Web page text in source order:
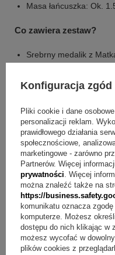
Masa łańcuszka: Ok.
Co zawiera zestaw?
Srebrny medalik z
Srebrny łańcuszek
Metalowa tabliczka z
Torebka prezentowa ze
Jak wybrać medalik na
Pytanie:Jakie
Odpowiedź:Na
indywidualny
Pytanie: Jak działa
Odpowiedź:
Konfiguracja zgód
Pliki cookie i dane
personalizacji reklam.
prawidłowego działania
społecznościowe,
marketingowe - zarówno
Partnerów. Więcej
prywatności. Więcej
można znaleźć także na
https://
komunikatu oznacza
komputerze. Możesz
dostępu do nich klikając w
możesz wycofać w
plików cookies z